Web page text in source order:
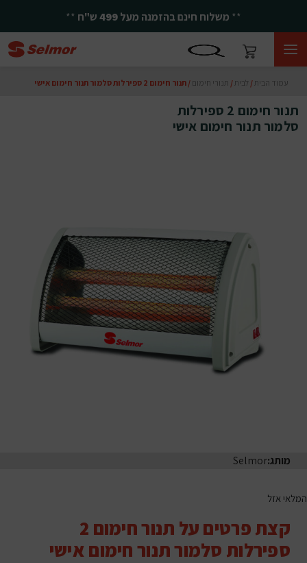
** משלוח חינם בהזמנה מעל499ש"ח **
עמוד הבית / לבית / תנורי חימום / תנור חימום 2 ספירלות סלמור תנור חימום אישי
מותג:Selmor
המלאי אזל
קצת פרטים על תנור חימום 2
ספירלות סלמור תנור חימום אישי
תנור חימום 2 ספירלות
סלמור תנור חימום אישי